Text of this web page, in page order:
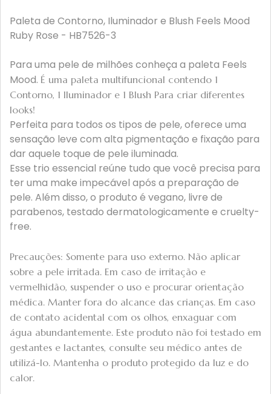
Paleta de Contorno, Iluminador e Blush Feels Mood
Ruby Rose - HB7526-3
Para uma pele de milhões conheça a paleta Feels
Mood. É uma paleta multifuncional contendo 1
Contorno, 1 Iluminador e 1 Blush Para criar diferentes
looks!
Perfeita para todos os tipos de pele, oferece uma
sensação leve com alta pigmentação e fixação para
dar aquele toque de pele iluminada.
Esse trio essencial reúne tudo que você precisa para
ter uma make impecável após a preparação de
pele. Além disso, o produto é vegano, livre de
parabenos, testado dermatologicamente e cruelty-
free.
Precauções: Somente para uso externo. Não aplicar
sobre a pele irritada. Em caso de irritação e
vermelhidão, suspender o uso e procurar orientação
médica. Manter fora do alcance das crianças. Em caso
de contato acidental com os olhos, enxaguar com
água abundantemente. Este produto não foi testado em
gestantes e lactantes, consulte seu médico antes de
utilizá-lo. Mantenha o produto protegido da luz e do
calor.